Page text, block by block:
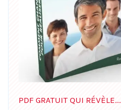
PDF GRATUIT QUI RÉVÈLE...